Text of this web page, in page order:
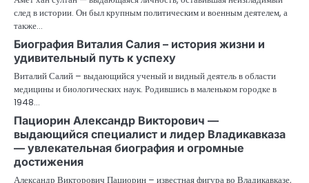
след в истории. Он был крупным политическим и военным деятелем, а
также…
Биография Виталия Салия – история жизни и
удивительный путь к успеху
Виталий Салий – выдающийся ученый и видный деятель в области
медицины и биологических наук. Родившись в маленьком городке в
1948…
Пациорин Александр Викторович —
выдающийся специалист и лидер Владикавказа
— увлекательная биография и огромные
достижения
Александр Викторович Пациорин – известная фигура во Владикавказе,